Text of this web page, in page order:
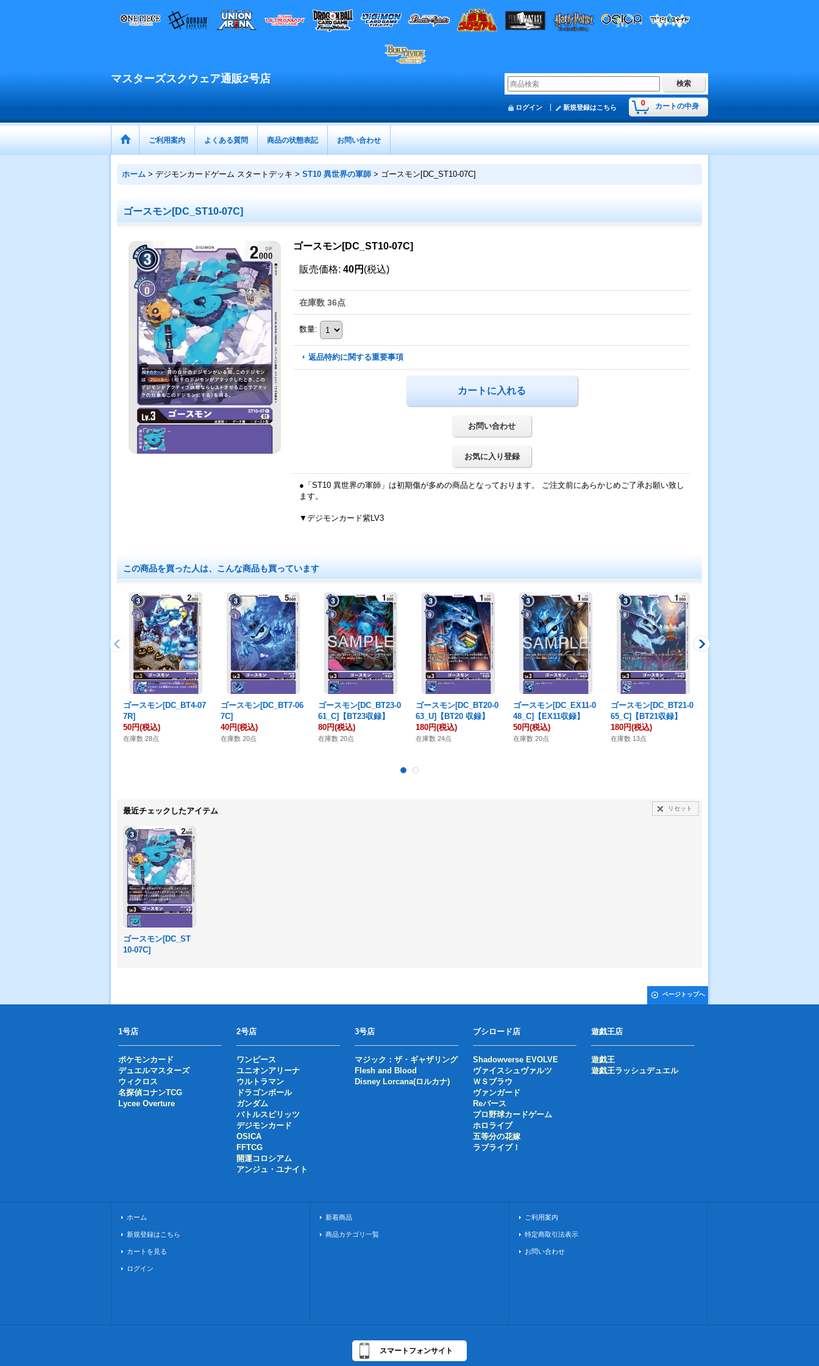
マスターズスクウェア通販2号店
0 カートの中身
ログイン 新規登録はこちら
ご利用案内 よくある質問 商品の状態表記 お問い合わせ
ホーム > デジモンカードゲーム スタートデッキ > ST10 異世界の軍師 > ゴースモン[DC_ST10-07C]
ゴースモン[DC_ST10-07C]
ゴースモン[DC_ST10-07C]
販売価格: 40円 (税込)
在庫数 36点
数量:
返品特約に関する重要事項
お問い合わせ
お気に入り登録
●「ST10 異世界の軍師」は初期傷が多めの商品となっております。 ご注文前にあらかじめご了承お願い致し
ます。
▼デジモンカード紫LV3
この商品を買った人は、こんな商品も買っています
ゴースモン[DC_BT4-07
7R]
50円(税込)
在庫数 28点
ゴースモン[DC_BT7-06
7C]
40円(税込)
在庫数 20点
ゴースモン[DC_BT23-0
61_C]【BT23収録】
80円(税込)
在庫数 20点
ゴースモン[DC_BT20-0
63_U]【BT20 収録】
180円(税込)
在庫数 24点
ゴースモン[DC_EX11-0
48_C]【EX11収録】
50円(税込)
在庫数 20点
ゴースモン[DC_BT21-0
65_C]【BT21収録】
180円(税込)
在庫数 13点
最近チェックしたアイテム リセット
ゴースモン[DC_ST
10-07C]
ページトップへ
1号店
ポケモンカード
デュエルマスターズ
ウィクロス
名探偵コナンTCG
Lycee Overture
2号店
ワンピース
ユニオンアリーナ
ウルトラマン
ドラゴンボール
ガンダム
バトルスピリッツ
デジモンカード
OSICA
FFTCG
開運コロシアム
アンジュ・ユナイト
3号店
マジック：ザ・ギャザリング
Flesh and Blood
Disney Lorcana(ロルカナ)
ブシロード店
Shadowverse EVOLVE
ヴァイスシュヴァルツ
ＷＳブラウ
ヴァンガード
Reバース
プロ野球カードゲーム
ホロライブ
五等分の花嫁
ラブライブ！
遊戯王店
遊戯王
遊戯王ラッシュデュエル
ホーム
新規登録はこちら
カートを見る
ログイン
新着商品
商品カテゴリ一覧
ご利用案内
特定商取引法表示
お問い合わせ
スマートフォンサイト